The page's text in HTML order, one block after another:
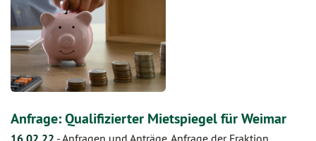
Anfrage: Qualifizierter Mietspiegel für Weimar
-Anfragen und Anträge, Anfrage der Fraktion